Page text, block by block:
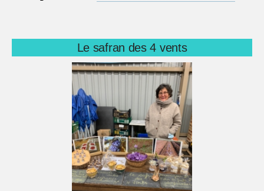
Le safran des 4 vents